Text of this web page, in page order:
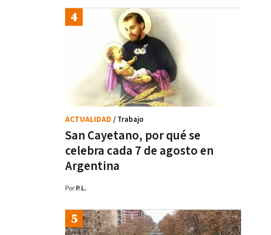
San Cayetano, por qué se
celebra cada 7 de agosto en
Argentina
ACTUALIDAD / Trabajo
Por P.L.